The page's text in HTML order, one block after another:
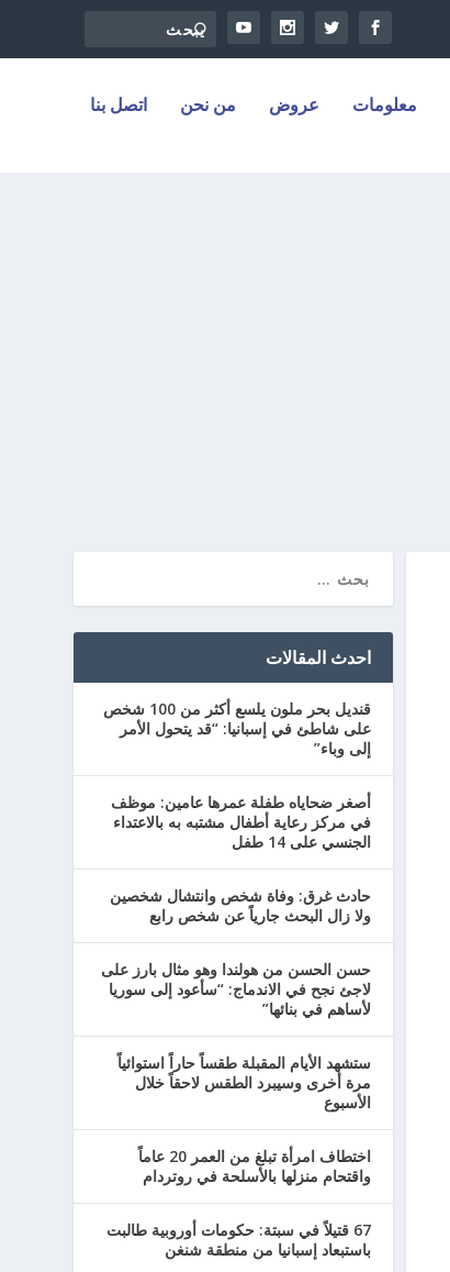
معلومات عروض من نحن اتصل بنا
احدث المقالات
قنديل بحر ملون يلسع أكثر من 100 شخص
على شاطئ في إسبانيا: “قد يتحول الأمر
إلى وباء”
أصغر ضحاياه طفلة عمرها عامين: موظف
في مركز رعاية أطفال مشتبه به بالاعتداء
الجنسي على 14 طفل
حادث غرق: وفاة شخص وانتشال شخصين
ولا زال البحث جارياً عن شخص رابع
حسن الحسن من هولندا وهو مثال بارز على
لاجئ نجح في الاندماج: “سأعود إلى سوريا
لأساهم في بنائها”
ستشهد الأيام المقبلة طقساً حاراً استوائياً
مرة أخرى وسيبرد الطقس لاحقاً خلال
الأسبوع
اختطاف امرأة تبلغ من العمر 20 عاماً
واقتحام منزلها بالأسلحة في روتردام
67 قتيلاً في سبتة: حكومات أوروبية طالبت
باستبعاد إسبانيا من منطقة شنغن